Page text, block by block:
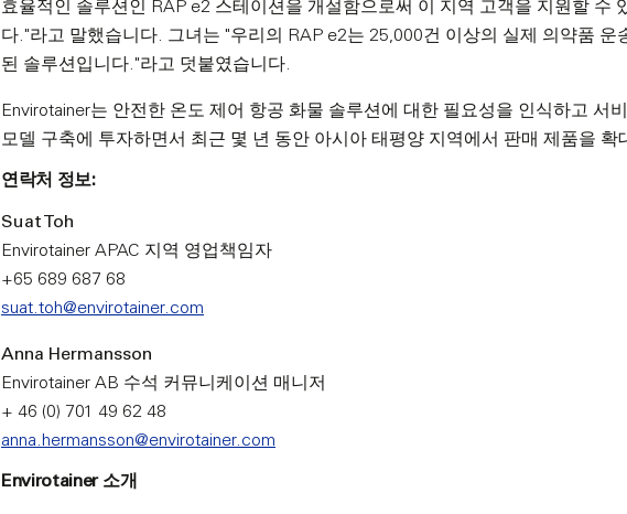
효율적인 솔루션인 RAP e2 스테이션을 개설함으로써 이 지역 고객을 지원할 수
다."라고 말했습니다. 그녀는 "우리의 RAP e2는 25,000건 이상의 실제 의약품 운
된 솔루션입니다."라고 덧붙였습니다.
Envirotainer는 안전한 온도 제어 항공 화물 솔루션에 대한 필요성을 인식하고 서
모델 구축에 투자하면서 최근 몇 년 동안 아시아 태평양 지역에서 판매 제품을 확
연락처 정보:
Suat Toh
Envirotainer APAC 지역 영업책임자
+65 689 687 68
suat.toh@envirotainer.com
Anna Hermansson
Envirotainer AB 수석 커뮤니케이션 매니저
+ 46 (0) 701 49 62 48
anna.hermansson@envirotainer.com
Envirotainer 소개